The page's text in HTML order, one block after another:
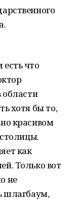
что
области
хотя бы то,
красивом
как
Только вот
не
шлагбаум,